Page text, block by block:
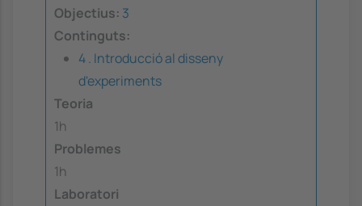
Objectius: 3
Continguts:
4 . Introducció al disseny
d'experiments
Teoria
1h
Problemes
1h
Laboratori